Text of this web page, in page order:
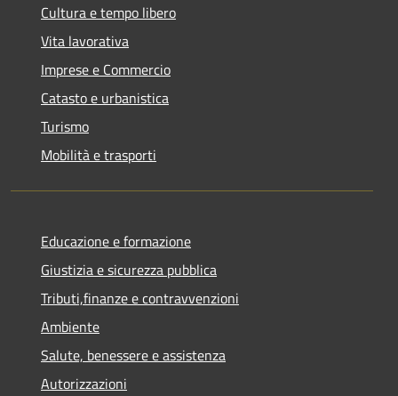
Cultura e tempo libero
Vita lavorativa
Imprese e Commercio
Catasto e urbanistica
Turismo
Mobilità e trasporti
Educazione e formazione
Giustizia e sicurezza pubblica
Tributi,finanze e contravvenzioni
Ambiente
Salute, benessere e assistenza
Autorizzazioni